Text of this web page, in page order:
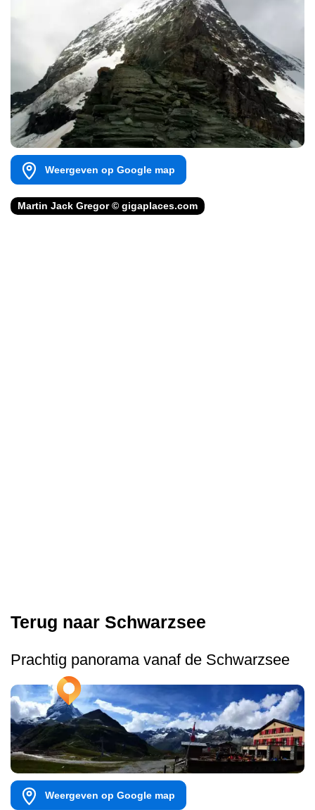
Weergeven op Google map
Martin Jack Gregor © gigaplaces.com
Terug naar Schwarzsee
Prachtig panorama vanaf de Schwarzsee
Weergeven op Google map